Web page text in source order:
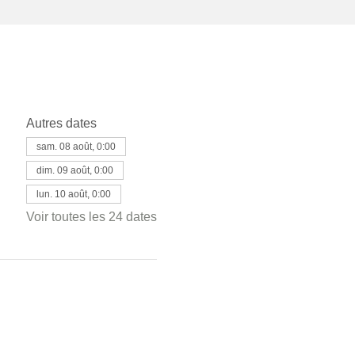
Autres dates
sam. 08 août, 0:00
dim. 09 août, 0:00
lun. 10 août, 0:00
Voir toutes les 24 dates